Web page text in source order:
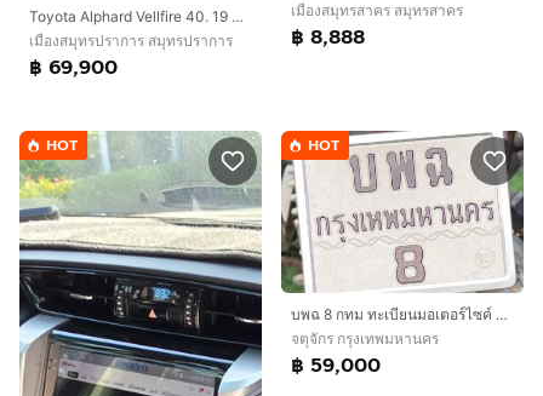
Toyota Alphard Vellfire 40. 19 นิ้ว Top🔥
เมืองสมุทรปราการ สมุทรปราการ
฿ 69,900
เมืองสมุทรสาคร สมุทรสาคร
฿ 8,888
HOT HOT
บพฉ 8 กทม ทะเบียนมอเตอร์ไซค์ มงคล หายาก
จตุจักร กรุงเทพมหานคร
฿ 59,000